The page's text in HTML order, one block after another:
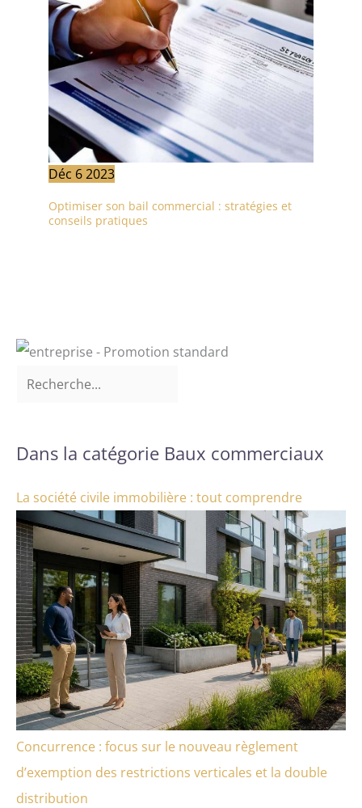
Déc 62023
Optimiser son bail commercial : stratégies et
conseils pratiques
Dans la catégorie Baux commerciaux
La société civile immobilière : tout comprendre
Concurrence : focus sur le nouveau règlement
d’exemption des restrictions verticales et la double
distribution